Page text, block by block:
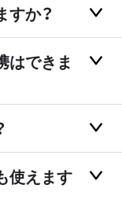
すか？
はできま
使えます